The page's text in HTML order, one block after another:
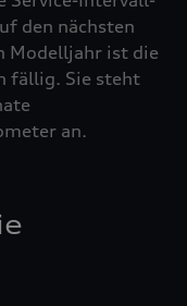
den nächsten
Modelljahr ist die
fällig. Sie steht
an.